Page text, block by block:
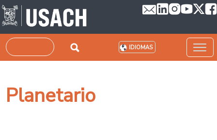
Pasar al contenido principal
Buscar IDIOMAS
Planetario